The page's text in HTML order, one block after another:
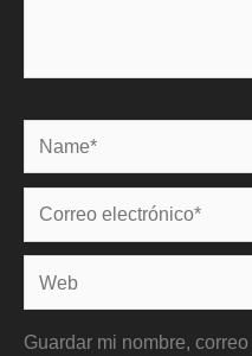
Name*
Correo
electrónico*
Web
Guardar mi nombre,